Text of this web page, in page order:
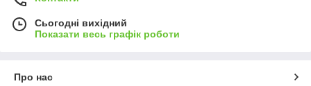
Сьогодні вихідний
Показати весь графік роботи
Про нас